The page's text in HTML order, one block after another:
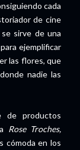
cada
de cine
sirve de una
ejemplificar
las flores, que
nadie las
de productos
Rose Troches,
cómoda en los